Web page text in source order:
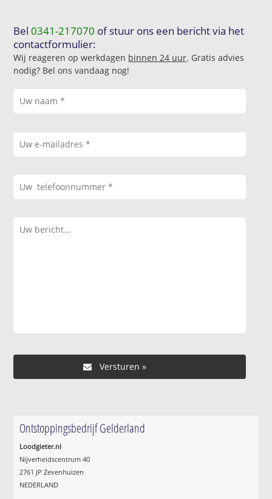
Bel0341-217070 of stuur ons een bericht via het
contactformulier:
Wij reageren op werkdagen binnen 24 uur. Gratis advies
nodig? Bel ons vandaag nog!
Ontstoppingsbedrijf Gelderland
Loodgieter.nl
Nijverheidscentrum 40
2761 JP Zevenhuizen
NEDERLAND